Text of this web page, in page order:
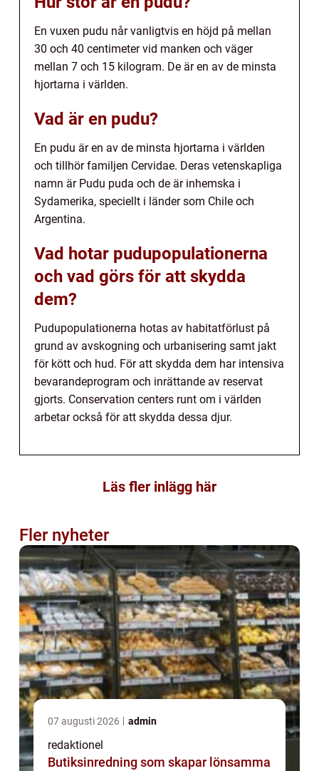
En vuxen pudu når vanligtvis en höjd på mellan
30 och 40 centimeter vid manken och väger
mellan 7 och 15 kilogram. De är en av de minsta
hjortarna i världen.
Vad är en pudu?
En pudu är en av de minsta hjortarna i världen
och tillhör familjen Cervidae. Deras vetenskapliga
namn är Pudu puda och de är inhemska i
Sydamerika, speciellt i länder som Chile och
Argentina.
Vad hotar pudupopulationerna
och vad görs för att skydda
dem?
Pudupopulationerna hotas av habitatförlust på
grund av avskogning och urbanisering samt jakt
för kött och hud. För att skydda dem har intensiva
bevarandeprogram och inrättande av reservat
gjorts. Conservation centers runt om i världen
arbetar också för att skydda dessa djur.
Läs fler inlägg här
Fler nyheter
07 augusti 2026 admin
redaktionel
Butiksinredning som skapar lönsamma